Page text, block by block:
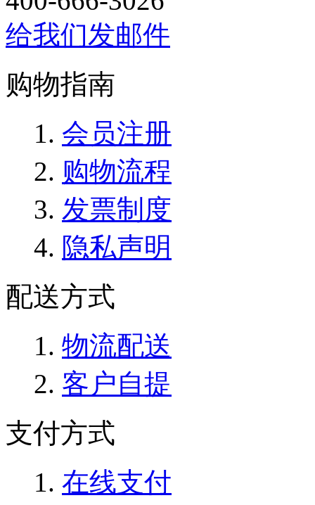
给我们发邮件
购物指南
会员注册
购物流程
发票制度
隐私声明
配送方式
物流配送
客户自提
支付方式
在线支付